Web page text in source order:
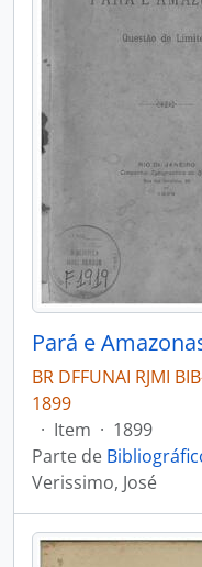
Pará e
BR DFFUNAI RJMI
1899
· Item · 1899
Parte de
Verissimo, José